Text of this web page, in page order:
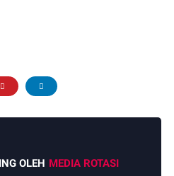
OLEH MEDIA ROTASI